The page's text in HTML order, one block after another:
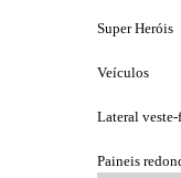
Super Heróis
Veículos
Lateral
Paineis